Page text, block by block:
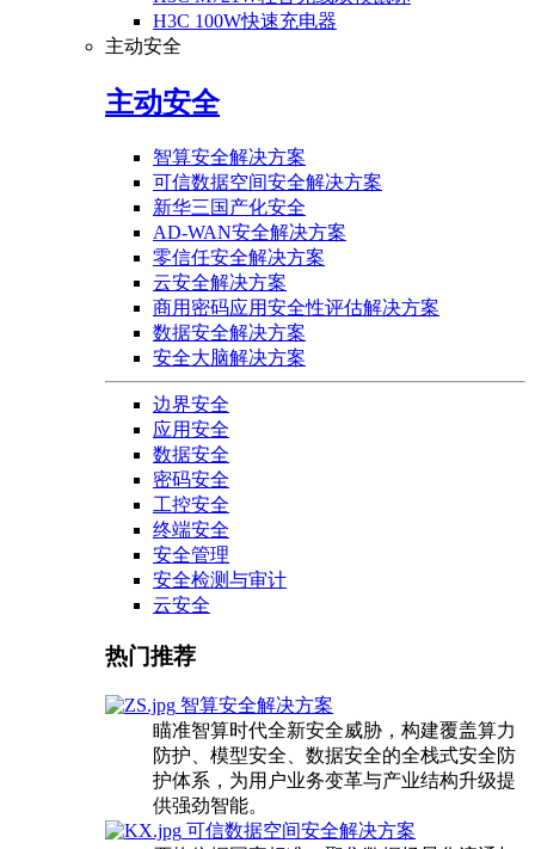
H3C 100W快速充电器
主动安全
主动安全
智算安全解决方案
可信数据空间安全解决方案
新华三国产化安全
AD-WAN安全解决方案
零信任安全解决方案
云安全解决方案
商用密码应用安全性评估解决方案
数据安全解决方案
安全大脑解决方案
边界安全
应用安全
数据安全
密码安全
工控安全
终端安全
安全管理
安全检测与审计
云安全
热门推荐
智算安全解决方案
瞄准智算时代全新安全威胁，构建覆盖算力
防护、模型安全、数据安全的全栈式安全防
护体系，为用户业务变革与产业结构升级提
供强劲智能。
可信数据空间安全解决方案